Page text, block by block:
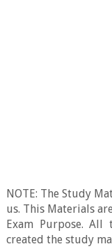
NOTE: The Study
us. This Materials
Exam Purpose.
created the study